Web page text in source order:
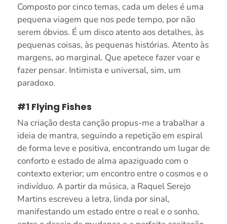
Composto por cinco temas, cada um deles é uma
pequena viagem que nos pede tempo, por não
serem óbvios. É um disco atento aos detalhes, às
pequenas coisas, às pequenas histórias. Atento às
margens, ao marginal. Que apetece fazer voar e
fazer pensar. Intimista e universal, sim, um
paradoxo.
#1 Flying Fishes
Na criação desta canção propus-me a trabalhar a
ideia de mantra, seguindo a repetição em espiral
de forma leve e positiva, encontrando um lugar de
conforto e estado de alma apaziguado com o
contexto exterior; um encontro entre o cosmos e o
indivíduo. A partir da música, a Raquel Serejo
Martins escreveu a letra, linda por sinal,
manifestando um estado entre o real e o sonho,